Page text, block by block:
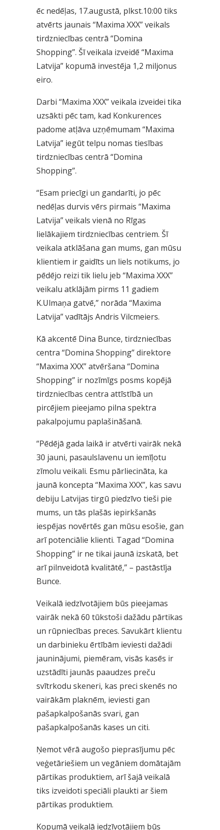
ēc nedēļas, 17.augustā, plkst.10:00 tiks
atvērts jaunais “Maxima XXX” veikals
tirdzniecības centrā “Domina
Shopping”. Šī veikala izveidē “Maxima
Latvija” kopumā investēja 1,2 miljonus
eiro.
Darbi “Maxima XXX” veikala izveidei tika
uzsākti pēc tam, kad Konkurences
padome atļāva uzņēmumam “Maxima
Latvija” iegūt telpu nomas tiesības
tirdzniecības centrā “Domina
Shopping”.
“Esam priecīgi un gandarīti, jo pēc
nedēļas durvis vērs pirmais “Maxima
Latvija” veikals vienā no Rīgas
lielākajiem tirdzniecības centriem. Šī
veikala atklāšana gan mums, gan mūsu
klientiem ir gaidīts un liels notikums, jo
pēdējo reizi tik lielu jeb “Maxima XXX”
veikalu atklājām pirms 11 gadiem
K.Ulmaņa gatvē,” norāda “Maxima
Latvija” vadītājs Andris Vilcmeiers.
Kā akcentē Dina Bunce, tirdzniecības
centra “Domina Shopping” direktore
“Maxima XXX” atvēršana “Domina
Shopping” ir nozīmīgs posms kopējā
tirdzniecības centra attīstībā un
pircējiem pieejamo pilna spektra
pakalpojumu paplašināšanā.
“Pēdējā gada laikā ir atvērti vairāk nekā
30 jauni, pasaulslavenu un iemīļotu
zīmolu veikali. Esmu pārliecināta, ka
jaunā koncepta “Maxima XXX”, kas savu
debiju Latvijas tirgū piedzīvo tieši pie
mums, un tās plašās iepirkšanās
iespējas novērtēs gan mūsu esošie, gan
arī potenciālie klienti. Tagad “Domina
Shopping” ir ne tikai jaunā izskatā, bet
arī pilnveidotā kvalitātē,” – pastāstīja
Bunce.
Veikalā iedzīvotājiem būs pieejamas
vairāk nekā 60 tūkstoši dažādu pārtikas
un rūpniecības preces. Savukārt klientu
un darbinieku ērtībām ieviesti dažādi
jauninājumi, piemēram, visās kasēs ir
uzstādīti jaunās paaudzes preču
svītrkodu skeneri, kas preci skenēs no
vairākām plaknēm, ieviesti gan
pašapkalpošanās svari, gan
pašapkalpošanās kases un citi.
Ņemot vērā augošo pieprasījumu pēc
veģetāriešiem un vegāniem domātajām
pārtikas produktiem, arī šajā veikalā
tiks izveidoti speciāli plaukti ar šiem
pārtikas produktiem.
Kopumā veikalā iedzīvotājiem būs